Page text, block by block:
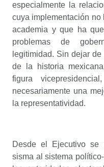
especialmente la
cuya implementación
academia y que ha
problemas de
legitimidad. Sin dejar
de la historia
figura
necesariamente una
la representatividad.
Desde el Ejecutivo se
sisma al sistema